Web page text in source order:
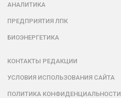
АНАЛИТИКА
ПРЕДПРИЯТИЯ ЛПК
БИОЭНЕРГЕТИКА
КОНТАКТЫ РЕДАКЦИИ
УСЛОВИЯ ИСПОЛЬЗОВАНИЯ САЙТА
ПОЛИТИКА КОНФИДЕНЦИАЛЬНОСТИ